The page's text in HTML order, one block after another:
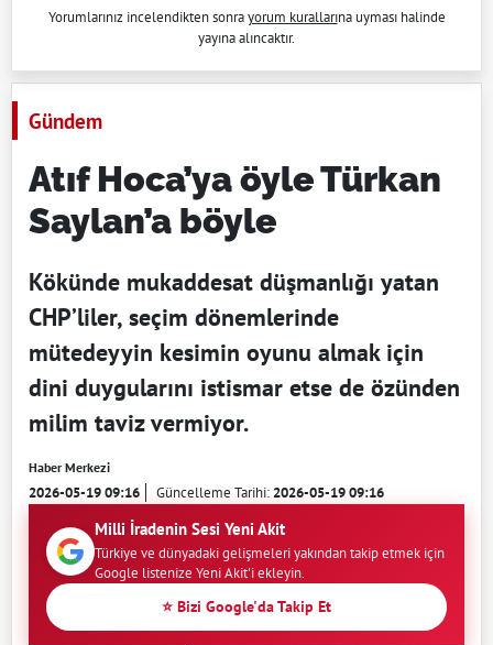
Yorumlarınız incelendikten sonrayorum kurallarına uyması halinde
yayına alıncaktır.
Gündem
Atıf Hoca’ya öyle Türkan
Saylan’a böyle
Kökünde mukaddesat düşmanlığı yatan
CHP’liler, seçim dönemlerinde
mütedeyyin kesimin oyunu almak için
dini duygularını istismar etse de özünden
milim taviz vermiyor.
Haber Merkezi
2026-05-19 09:16 Güncelleme Tarihi:2026-05-19 09:16
Milli İradenin Sesi Yeni Akit
Türkiye ve dünyadaki gelişmeleri yakından takip etmek için
Google listenize Yeni Akit'i ekleyin.
⭐ Bizi Google'da Takip Et